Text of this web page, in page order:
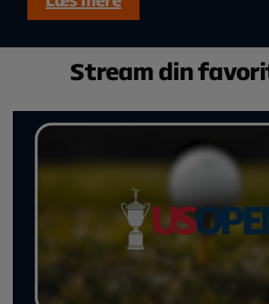
Stream din